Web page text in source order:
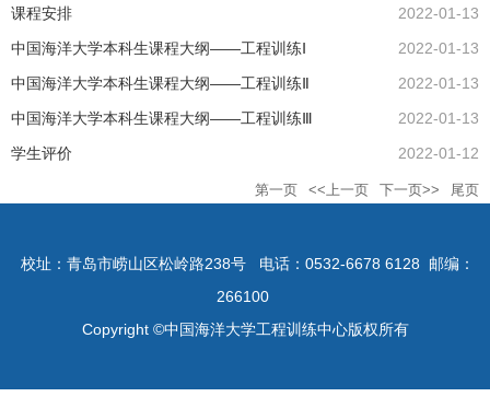
课程安排
2022-01-13
中国海洋大学本科生课程大纲——工程训练Ⅰ
2022-01-13
中国海洋大学本科生课程大纲——工程训练Ⅱ
2022-01-13
中国海洋大学本科生课程大纲——工程训练Ⅲ
2022-01-13
学生评价
2022-01-12
第一页 <<上一页 下一页>> 尾页
校址：青岛市崂山区松岭路238号 电话：0532-6678 6128
邮编：
266100
Copyright ©中国海洋大学工程训练中心版权所有